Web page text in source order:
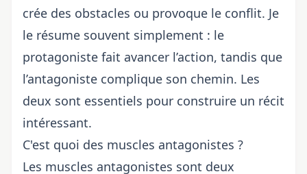
crée des obstacles ou provoque le conflit. Je
le résume souvent simplement : le
protagoniste fait avancer l’action, tandis que
l’antagoniste complique son chemin. Les
deux sont essentiels pour construire un récit
intéressant.
C'est quoi des muscles antagonistes ?
Les muscles antagonistes sont deux